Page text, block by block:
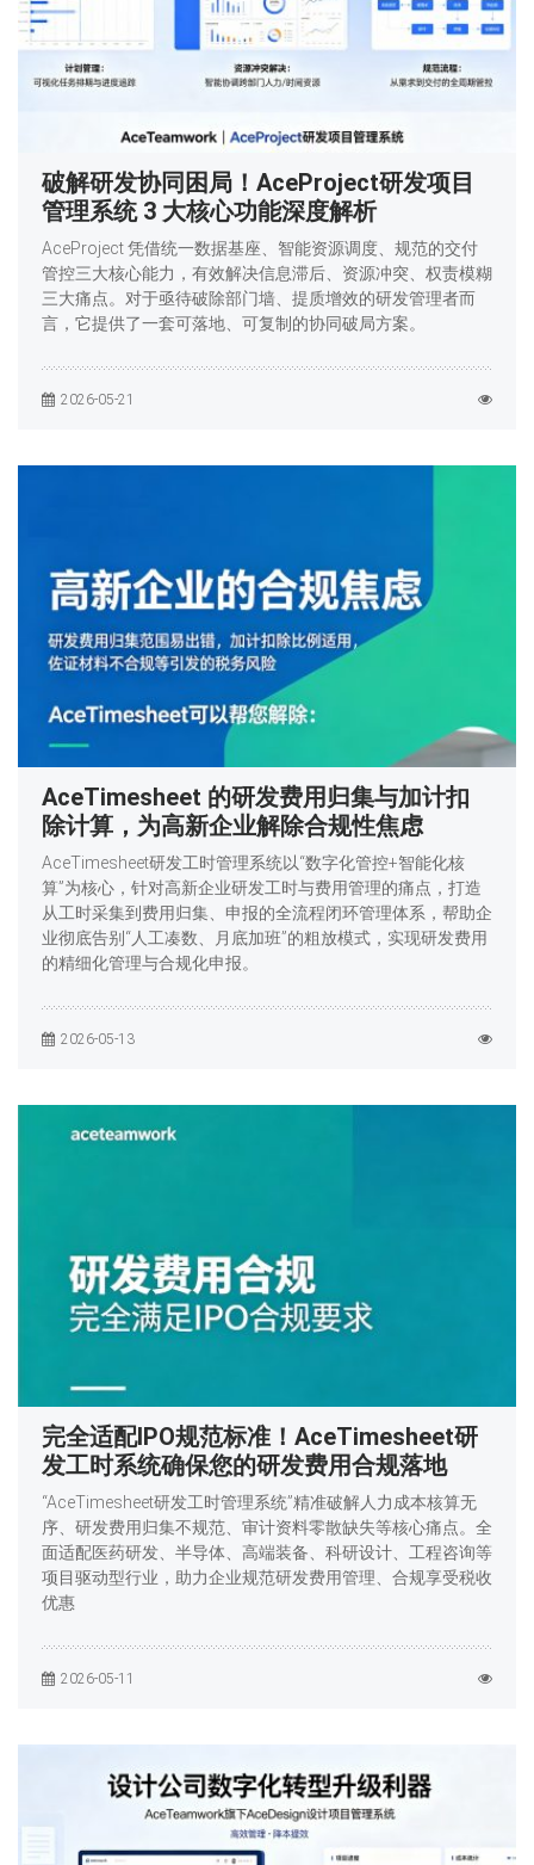
破解研发协同困局！AceProject研发项目
管理系统 3 大核心功能深度解析
AceProject 凭借统一数据基座、智能资源调度、规范的交付
管控三大核心能力，有效解决信息滞后、资源冲突、权责模糊
三大痛点。对于亟待破除部门墙、提质增效的研发管理者而
言，它提供了一套可落地、可复制的协同破局方案。
2026-05-21
AceTimesheet 的研发费用归集与加计扣
除计算，为高新企业解除合规性焦虑
AceTimesheet研发工时管理系统以“数字化管控+智能化核
算”为核心，针对高新企业研发工时与费用管理的痛点，打造
从工时采集到费用归集、申报的全流程闭环管理体系，帮助企
业彻底告别“人工凑数、月底加班”的粗放模式，实现研发费用
的精细化管理与合规化申报。
2026-05-13
完全适配IPO规范标准！AceTimesheet研
发工时系统确保您的研发费用合规落地
“AceTimesheet研发工时管理系统”精准破解人力成本核算无
序、研发费用归集不规范、审计资料零散缺失等核心痛点。全
面适配医药研发、半导体、高端装备、科研设计、工程咨询等
项目驱动型行业，助力企业规范研发费用管理、合规享受税收
优惠
2026-05-11